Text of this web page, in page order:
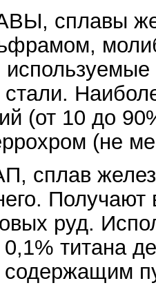
сплавы
стали.
(от 10 до
(не
сплав
Получают
руд.
титана